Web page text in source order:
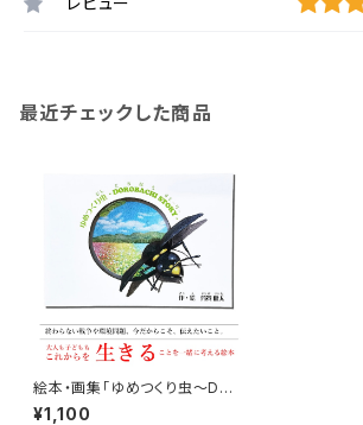
最近チェックした商品
絵本・画集「ゆめつくり虫～DOR
OBACHI STORY～」
¥1,100